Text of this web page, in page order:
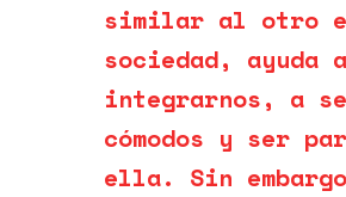
similar al otro
sociedad, ayuda a
integrarnos, a
cómodos y ser
ella. Sin